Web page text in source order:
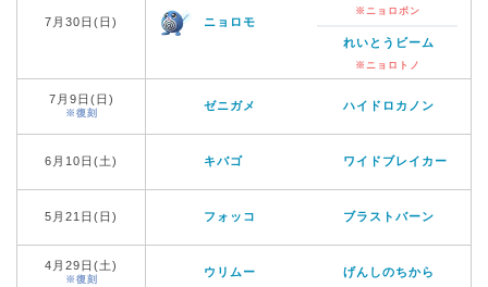
7月30日(日) ニョロモ
※ニョロボン
れいとうビーム
※ニョロトノ
7月9日(日)
※復刻
ゼニガメ ハイドロカノン
6月10日(土) キバゴ ワイドブレイカー
5月21日(日) フォッコ ブラストバーン
4月29日(土)
※復刻
ウリムー げんしのちから